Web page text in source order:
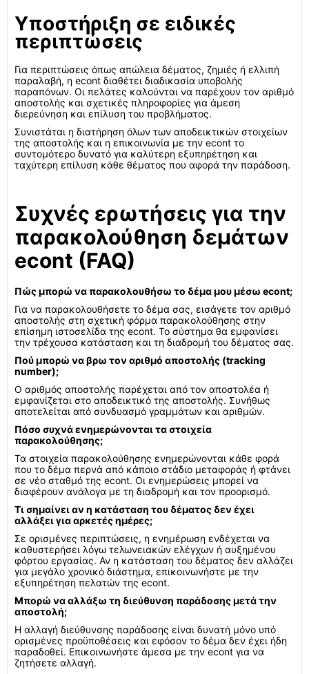
Υποστήριξη σε ειδικές
περιπτώσεις
Για περιπτώσεις όπως απώλεια δέματος, ζημιές ή ελλιπή
παραλαβή, η econt διαθέτει διαδικασία υποβολής
παραπόνων. Οι πελάτες καλούνται να παρέχουν τον αριθμό
αποστολής και σχετικές πληροφορίες για άμεση
διερεύνηση και επίλυση του προβλήματος.
Συνιστάται η διατήρηση όλων των αποδεικτικών στοιχείων
της αποστολής και η επικοινωνία με την econt το
συντομότερο δυνατό για καλύτερη εξυπηρέτηση και
ταχύτερη επίλυση κάθε θέματος που αφορά την παράδοση.
Συχνές ερωτήσεις για την
παρακολούθηση δεμάτων
econt (FAQ)
Πώς μπορώ να παρακολουθήσω το δέμα μου μέσω econt;
Για να παρακολουθήσετε το δέμα σας, εισάγετε τον αριθμό
αποστολής στη σχετική φόρμα παρακολούθησης στην
επίσημη ιστοσελίδα της econt. Το σύστημα θα εμφανίσει
την τρέχουσα κατάσταση και τη διαδρομή του δέματος σας.
Πού μπορώ να βρω τον αριθμό αποστολής (tracking
number);
Ο αριθμός αποστολής παρέχεται από τον αποστολέα ή
εμφανίζεται στο αποδεικτικό της αποστολής. Συνήθως
αποτελείται από συνδυασμό γραμμάτων και αριθμών.
Πόσο συχνά ενημερώνονται τα στοιχεία
παρακολούθησης;
Τα στοιχεία παρακολούθησης ενημερώνονται κάθε φορά
που το δέμα περνά από κάποιο στάδιο μεταφοράς ή φτάνει
σε νέο σταθμό της econt. Οι ενημερώσεις μπορεί να
διαφέρουν ανάλογα με τη διαδρομή και τον προορισμό.
Τι σημαίνει αν η κατάσταση του δέματος δεν έχει
αλλάξει για αρκετές ημέρες;
Σε ορισμένες περιπτώσεις, η ενημέρωση ενδέχεται να
καθυστερήσει λόγω τελωνειακών ελέγχων ή αυξημένου
φόρτου εργασίας. Αν η κατάσταση του δέματος δεν αλλάζει
για μεγάλο χρονικό διάστημα, επικοινωνήστε με την
εξυπηρέτηση πελατών της econt.
Μπορώ να αλλάξω τη διεύθυνση παράδοσης μετά την
αποστολή;
Η αλλαγή διεύθυνσης παράδοσης είναι δυνατή μόνο υπό
ορισμένες προϋποθέσεις και εφόσον το δέμα δεν έχει ήδη
παραδοθεί. Επικοινωνήστε άμεσα με την econt για να
ζητήσετε αλλαγή.